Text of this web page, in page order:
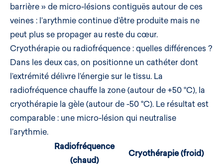
barrière » de micro-lésions contiguës autour de ces
veines : l’arythmie continue d’être produite mais ne
peut plus se propager au reste du cœur.
Cryothérapie ou radiofréquence : quelles différences ?
Dans les deux cas, on positionne un cathéter dont
l’extrémité délivre l’énergie sur le tissu. La
radiofréquence chauffe la zone (autour de +50 °C), la
cryothérapie la gèle (autour de -50 °C). Le résultat est
comparable : une micro-lésion qui neutralise
l’arythmie.
Radiofréquence
(chaud)
Cryothérapie (froid)